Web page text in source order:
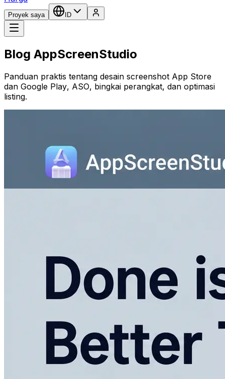
Proyek saya ID
Blog AppScreenStudio
Panduan praktis tentang desain screenshot App Store
dan Google Play, ASO, bingkai perangkat, dan optimasi
listing.